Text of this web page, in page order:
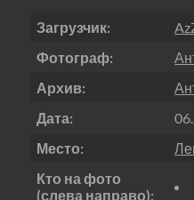
Загрузчик:
Фотограф:
Архив:
Дата:
Место:
Кто на фото
(слева направо):